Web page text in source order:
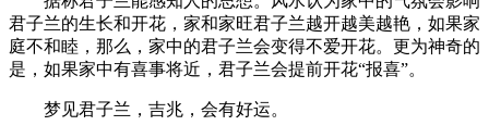
君子兰的生长和开花，家和家旺君子兰越开越美越艳，如果家
庭不和睦，那么，家中的君子兰会变得不爱开花。更为神奇的
是，如果家中有喜事将近，君子兰会提前开花“报喜”。
梦见君子兰，吉兆，会有好运。